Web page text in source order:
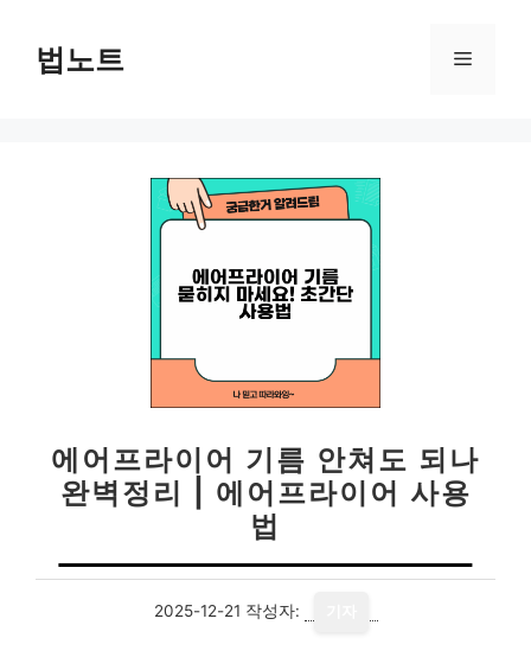
법노트 메
에어프라이어 기름 안쳐도 되나
완벽정리 | 에어프라이어 사용
법
2025-12-21 작성자: